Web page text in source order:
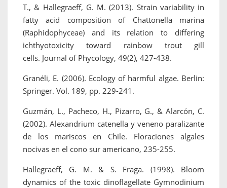
T., & Hallegraeff, G. M. (2013). Strain variability in
fatty acid composition of Chattonella marina
(Raphidophyceae) and its relation to differing
ichthyotoxicity toward rainbow trout gill
cells. Journal of Phycology, 49(2), 427-438.
Granéli, E. (2006). Ecology of harmful algae. Berlin:
Springer. Vol. 189, pp. 229-241.
Guzmán, L., Pacheco, H., Pizarro, G., & Alarcón, C.
(2002). Alexandrium catenella y veneno paralizante
de los mariscos en Chile. Floraciones algales
nocivas en el cono sur americano, 235-255.
Hallegraeff, G. M. & S. Fraga. (1998). Bloom
dynamics of the toxic dinoflagellate Gymnodinium